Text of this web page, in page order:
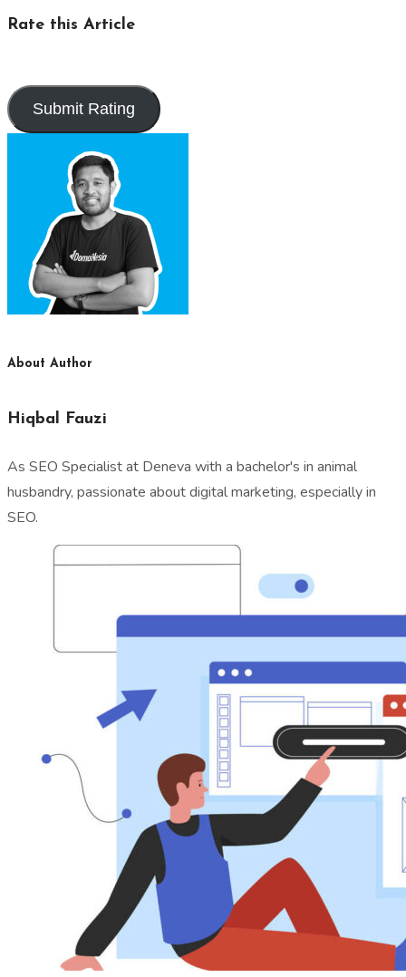
Rate this Article
About Author
Hiqbal Fauzi
As SEO Specialist at Deneva with a bachelor's in animal
husbandry, passionate about digital marketing, especially in
SEO.